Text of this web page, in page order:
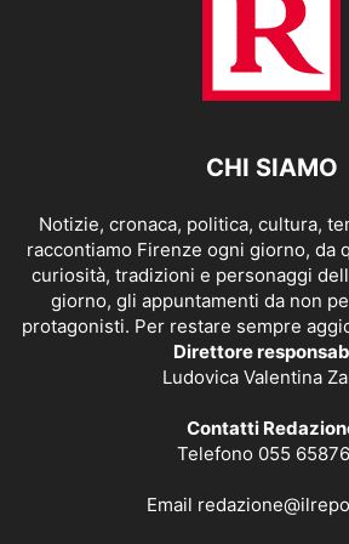
CHI SIAMO
Notizie, cronaca, politica, cultura,
raccontiamo Firenze ogni giorno, da
curiosità, tradizioni e personaggi
giorno, gli appuntamenti da non
protagonisti. Per restare sempre
Direttore
Ludovica Valentina
Contatti
Telefono 055
Email